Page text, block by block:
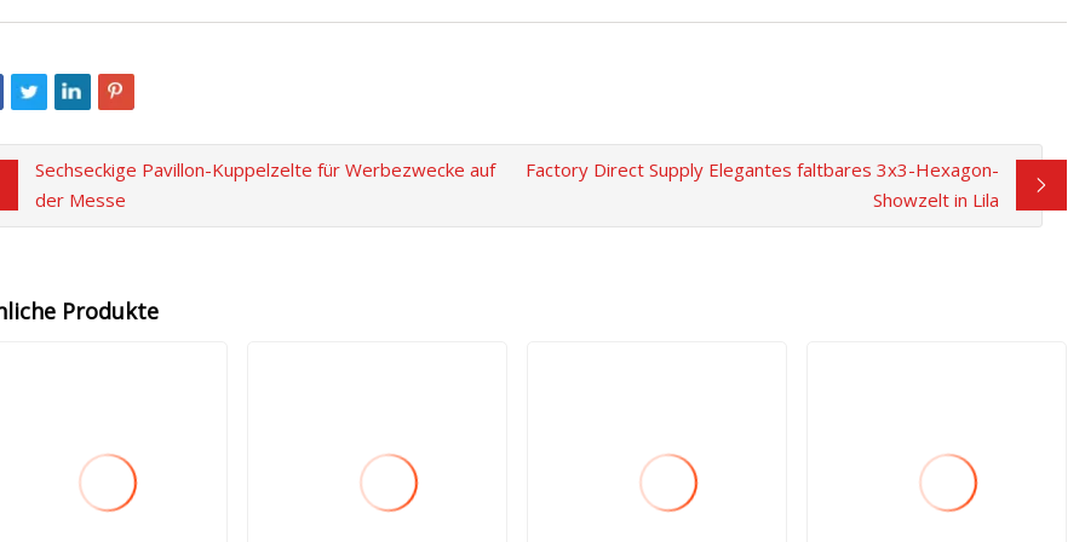
Sechseckige Pavillon-Kuppelzelte für Werbezwecke auf
der Messe
Factory Direct Supply Elegantes faltbares 3x3-Hexagon-
Showzelt in Lila
Produkte